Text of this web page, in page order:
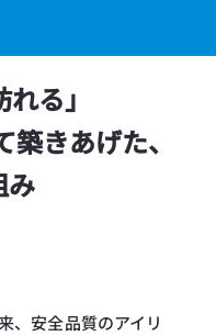
る」
きあげた、
み
、安全品質のアイリ